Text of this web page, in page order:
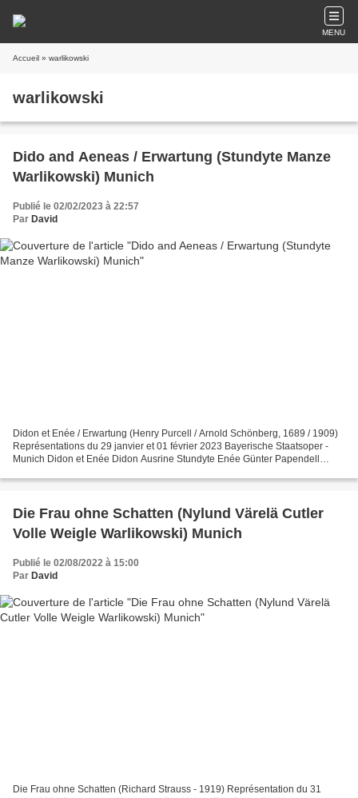
MENU
Accueil » warlikowski
warlikowski
Dido and Aeneas / Erwartung (Stundyte Manze
Warlikowski) Munich
Publié le 02/02/2023 à 22:57
Par David
Didon et Enée / Erwartung (Henry Purcell / Arnold Schönberg, 1689 / 1909)
Représentations du 29 janvier et 01 février 2023 Bayerische Staatsoper -
Munich Didon et Enée Didon Ausrine Stundyte Enée Günter Papendell
Die Frau ohne Schatten (Nylund Värelä Cutler
Volle Weigle Warlikowski) Munich
Publié le 02/08/2022 à 15:00
Par David
Die Frau ohne Schatten (Richard Strauss - 1919) Représentation du 31